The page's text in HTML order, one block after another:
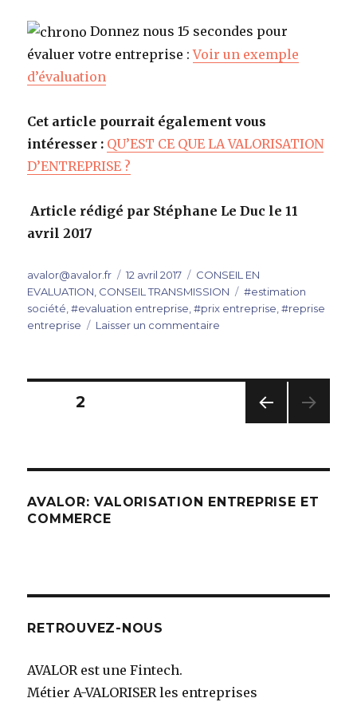
Donnez nous 15 secondes pour
évaluer votre entreprise :Voir un exemple
d’évaluation
Cet article pourrait également vous
intéresser : QU’EST CE QUE LA VALORISATION
D’ENTREPRISE ?
Article rédigé par Stéphane Le Duc le 11
avril 2017
Auteur
avalor@avalor.fr
Publié
le
12 avril 2017 Catégories
CONSEIL EN
EVALUATION, CONSEIL TRANSMISSION Étiquettes
#estimation
société,#evaluation entreprise,#prix entreprise,#reprise
entreprise
Laisser un commentaire
valorisation
!
Pagination
publications
ÉDE
NTE
PAGE2
AVALOR: VALORISATION ENTREPRISE ET
COMMERCE
RETROUVEZ-NOUS
AVALOR est une Fintech.
Métier A-VALORISER les entreprises